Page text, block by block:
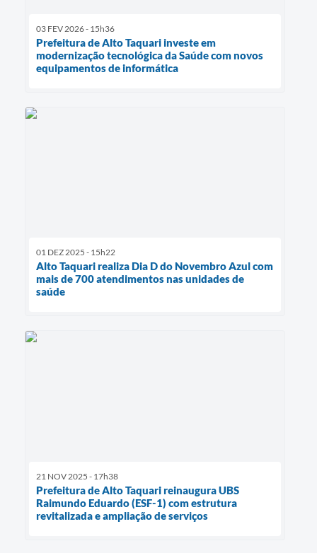
03 FEV 2026 - 15h36
Prefeitura de Alto Taquari investe em
modernização tecnológica da Saúde com novos
equipamentos de informática
01 DEZ 2025 - 15h22
Alto Taquari realiza Dia D do Novembro Azul com
mais de 700 atendimentos nas unidades de
saúde
21 NOV 2025 - 17h38
Prefeitura de Alto Taquari reinaugura UBS
Raimundo Eduardo (ESF-1) com estrutura
revitalizada e ampliação de serviços